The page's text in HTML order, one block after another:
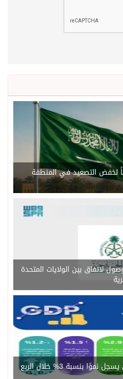
لخفض التصعيد في المنطقة
لاتفاق بين الولايات المتحدة
“الإحصاء”: الاقتصاد السعودي يسجل نموًا بنسبة 3% خلال الربع